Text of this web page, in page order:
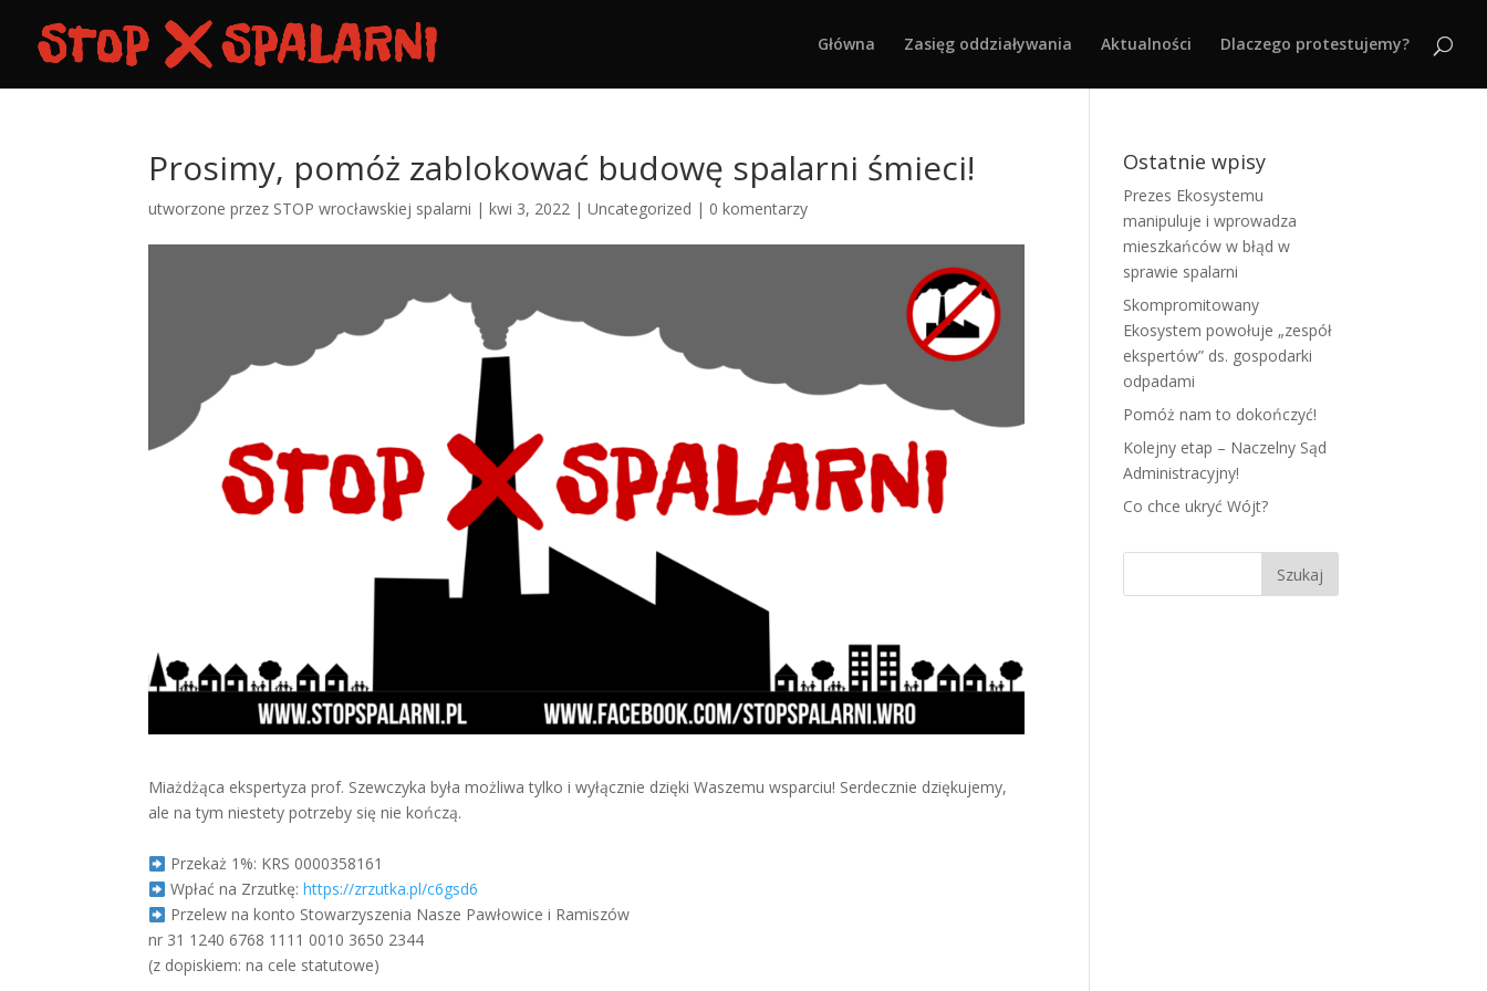
Główna Zasięg oddziaływania Aktualności Dlaczego protestujemy?
Prosimy, pomóż zablokować budowę spalarni śmieci!
utworzone przez STOP wrocławskiej spalarni |kwi 3, 2022 |Uncategorized | 0 komentarzy
Miażdżąca ekspertyza prof. Szewczyka była możliwa tylko i wyłącznie dzięki Waszemu wsparciu! Serdecznie dziękujemy,
ale na tym niestety potrzeby się nie kończą.
Przekaż 1%: KRS 0000358161
Wpłać na Zrzutkę:https://zrzutka.pl/c6gsd6
Przelew na konto Stowarzyszenia Nasze Pawłowice i Ramiszów
nr 31 1240 6768 1111 0010 3650 2344
(z dopiskiem: na cele statutowe)
Ostatnie wpisy
Prezes Ekosystemu
manipuluje i wprowadza
mieszkańców w błąd w
sprawie spalarni
Skompromitowany
Ekosystem powołuje „zespół
ekspertów” ds. gospodarki
odpadami
Pomóż nam to dokończyć!
Kolejny etap – Naczelny Sąd
Administracyjny!
Co chce ukryć Wójt?